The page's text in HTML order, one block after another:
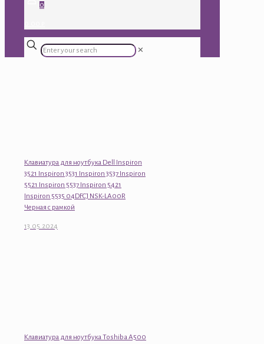
0
✕
Клавиатура для ноутбука Dell Inspiron
3521 Inspiron 3531 Inspiron 3537 Inspiron
5521 Inspiron 5537 Inspiron 5421
Inspiron 5535 04DFCJ NSK-LA00R
Черная с рамкой
13.05.2024
Клавиатура для ноутбука Toshiba A500